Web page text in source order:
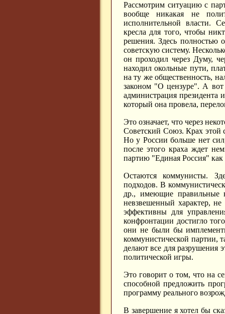
Рассмотрим ситуацию с
вообще никакая не
исполнительной власти.
кресла для того, чтобы
решения. Здесь полностью
советскую систему.
он проходил через Думу,
находил окольные пути,
на ту же общественность,
законом "О цензуре". А вот
администрация президента
который она провела,
Это означает, что через
Советский Союз. Крах этой
Но у России больше нет
после этого краха ждет
партию "Единая Россия"
Остаются коммунисты.
подходов. В
др., имеющие правильные
невзвешенный характер, не
эффективны для
конфронтации достигло
они не были бы
коммунистической партии,
делают все для разрушения
политической игры.
Это говорит о том, что на
способной предложить
программу реального
В завершение я хотел бы